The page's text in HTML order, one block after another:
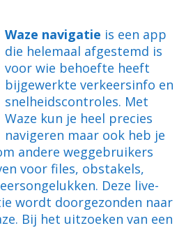
Waze navigatie is een app
die helemaal afgestemd is
voor wie behoefte heeft
bijgewerkte verkeersinfo en
snelheidscontroles. Met
Waze kun je heel precies
navigeren maar ook heb je
andere weggebruikers
voor files, obstakels,
Deze live-
wordt doorgezonden naar
Bij het uitzoeken van een